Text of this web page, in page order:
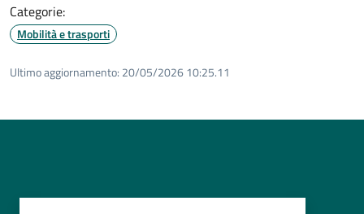
Categorie:
Mobilità e trasporti
Ultimo aggiornamento: 20/05/2026 10:25.11